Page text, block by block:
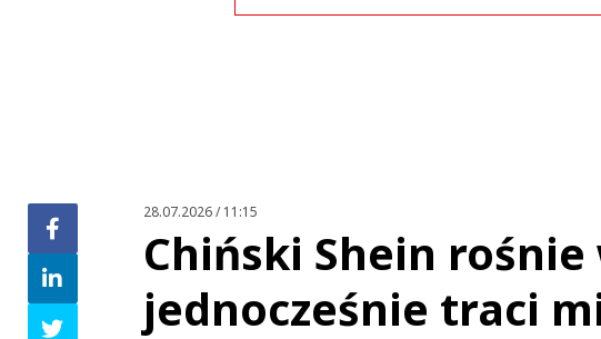
Prześlij
28.07.2026 / 11:15
Chiński Shein rośnie
jednocześnie traci